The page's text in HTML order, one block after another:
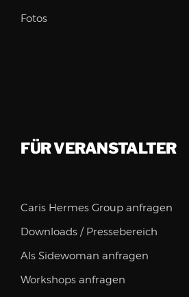
Fotos
FÜR VERANSTALTER
Caris Hermes Group anfragen
Downloads / Pressebereich
Als Sidewoman anfragen
Workshops anfragen